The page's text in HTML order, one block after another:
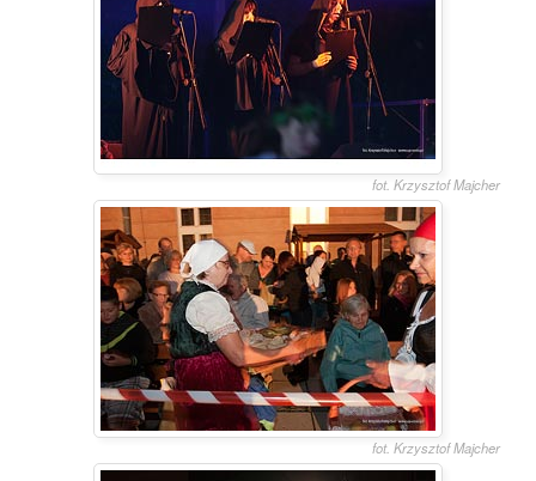
fot. Krzysztof Majcher
fot. Krzysztof Majcher